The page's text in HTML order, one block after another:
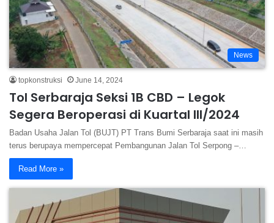
News
topkonstruksi June 14, 2024
Tol Serbaraja Seksi 1B CBD – Legok
Segera Beroperasi di Kuartal III/2024
Badan Usaha Jalan Tol (BUJT) PT Trans Bumi Serbaraja saat ini masih
terus berupaya mempercepat Pembangunan Jalan Tol Serpong –…
Read More »